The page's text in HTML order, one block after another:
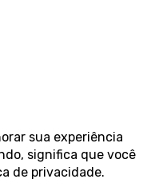
sua experiência
significa que você
de privacidade.